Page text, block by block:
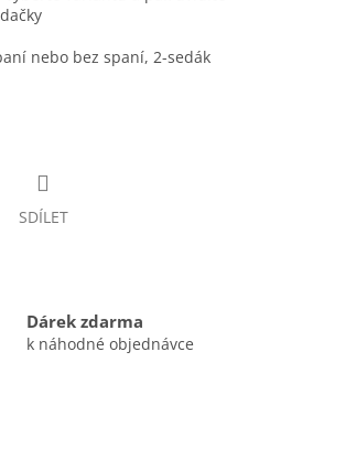
nebo bez spaní, 2-sedák
SDÍLET
Dárek zdarma
k náhodné objednávce